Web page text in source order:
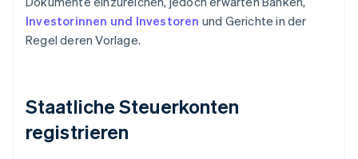
Investorinnen und Investoren und Gerichte in der
Regel deren Vorlage.
Staatliche Steuerkonten
registrieren